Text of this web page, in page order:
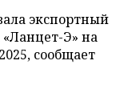
экспортный
Э» на
сообщает